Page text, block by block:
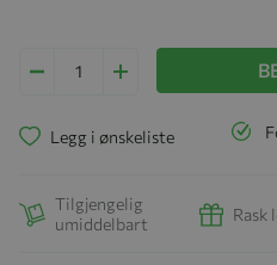
Legg i ønskeliste
Tilgjengelig
umiddelbart
Rask